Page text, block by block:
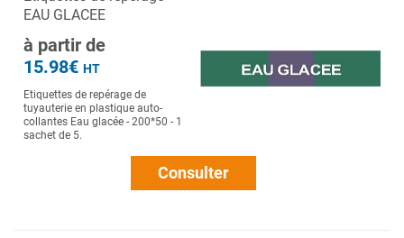
EAU GLACEE
à partir de
15.98€ HT
Etiquettes de repérage de
tuyauterie en plastique auto-
collantes Eau glacée - 200*50 - 1
sachet de 5.
Consulter